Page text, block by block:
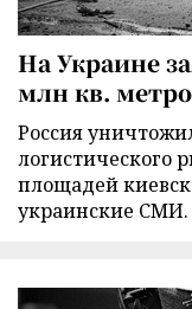
На Украине
млн кв.
Россия
логистического
площадей
украинские СМИ.